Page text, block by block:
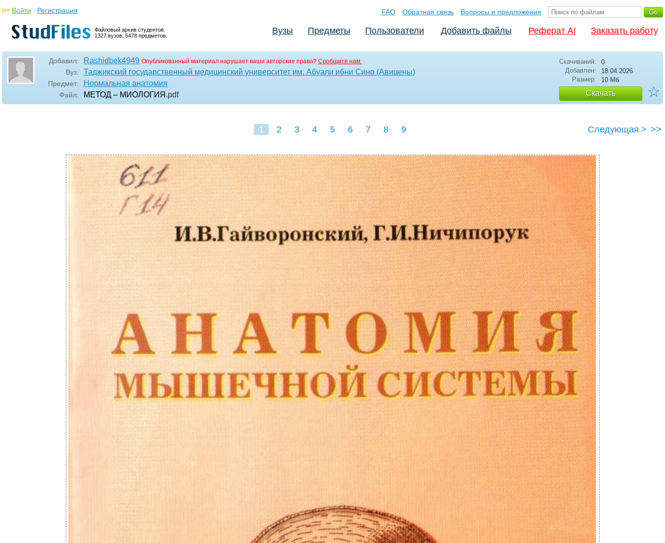
Файловый архив студентов.
1327 вузов, 5478 предметов.
Войти / Регистрация FAQ Обратная связь Вопросы и предложения
Вузы Предметы Пользователи Добавить файлы Реферат AI Заказать работу
Добавил: Rashidbek4949 Опубликованный материал нарушает ваши авторские права? Сообщите нам.
Вуз: Таджикский государственный медицинский университет им. Абуали ибни Сино (Авицены)
Предмет: Нормальная анатомия
Файл: МЕТОД – МИОЛОГИЯ .pdf
Скачиваний:
0
Добавлен:
18.04.2026
Размер:
10 Мб
Скачать ☆
1 2 3 4 5 6 7 8 9 Следующая > >>